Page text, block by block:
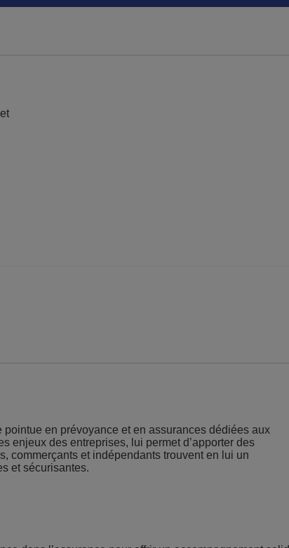
en prévoyance et en assurances dédiées aux
enjeux des entreprises, lui permet d’apporter des
commerçants et indépendants trouvent en lui un
et sécurisantes.